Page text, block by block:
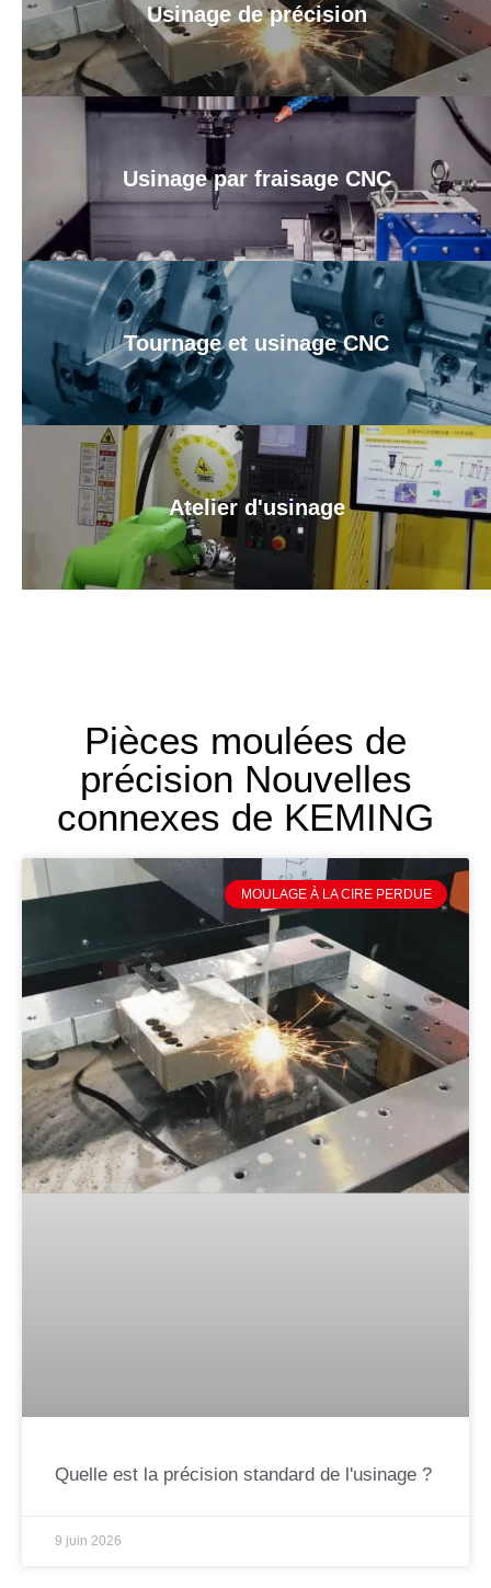
Usinage de précision
Usinage par fraisage CNC
Tournage et usinage CNC
Atelier d'usinage
Pièces moulées de
précision Nouvelles
connexes de KEMING
MOULAGE À LA CIRE PERDUE
Quelle est la précision standard de l'usinage ?
9 juin 2026